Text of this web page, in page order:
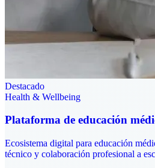
Destacado
Health & Wellbeing
Plataforma de educación
Ecosistema digital para educación
técnico y colaboración profesional a